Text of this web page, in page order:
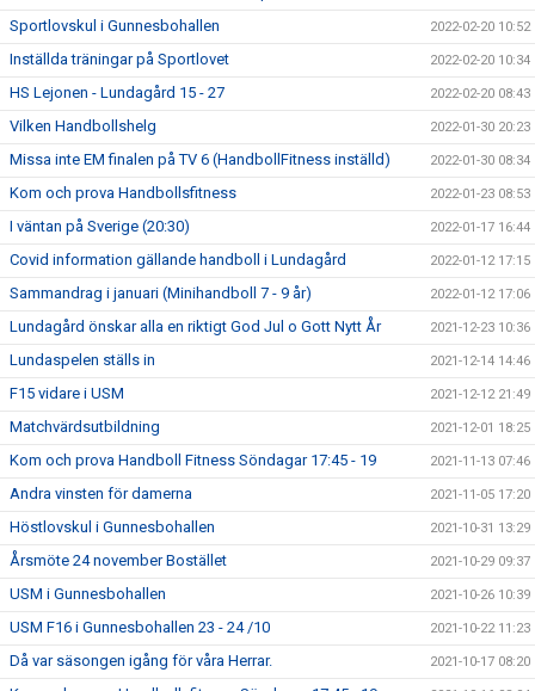
Sportlovskul i Gunnesbohallen 2022-02-20 10:52
Inställda träningar på Sportlovet 2022-02-20 10:34
HS Lejonen - Lundagård 15 - 27 2022-02-20 08:43
Vilken Handbollshelg 2022-01-30 20:23
Missa inte EM finalen på TV 6 (HandbollFitness inställd) 2022-01-30 08:34
Kom och prova Handbollsfitness 2022-01-23 08:53
I väntan på Sverige (20:30) 2022-01-17 16:44
Covid information gällande handboll i Lundagård 2022-01-12 17:15
Sammandrag i januari (Minihandboll 7 - 9 år) 2022-01-12 17:06
Lundagård önskar alla en riktigt God Jul o Gott Nytt År 2021-12-23 10:36
Lundaspelen ställs in 2021-12-14 14:46
F15 vidare i USM 2021-12-12 21:49
Matchvärdsutbildning 2021-12-01 18:25
Kom och prova Handboll Fitness Söndagar 17:45 - 19 2021-11-13 07:46
Andra vinsten för damerna 2021-11-05 17:20
Höstlovskul i Gunnesbohallen 2021-10-31 13:29
Årsmöte 24 november Bostället 2021-10-29 09:37
USM i Gunnesbohallen 2021-10-26 10:39
USM F16 i Gunnesbohallen 23 - 24 /10 2021-10-22 11:23
Då var säsongen igång för våra Herrar. 2021-10-17 08:20